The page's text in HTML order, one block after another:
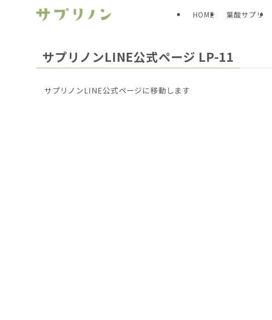
HOME 葉酸サプリ
サプリノンLINE公式ページ LP-11
サプリノンLINE公式ページに移動します